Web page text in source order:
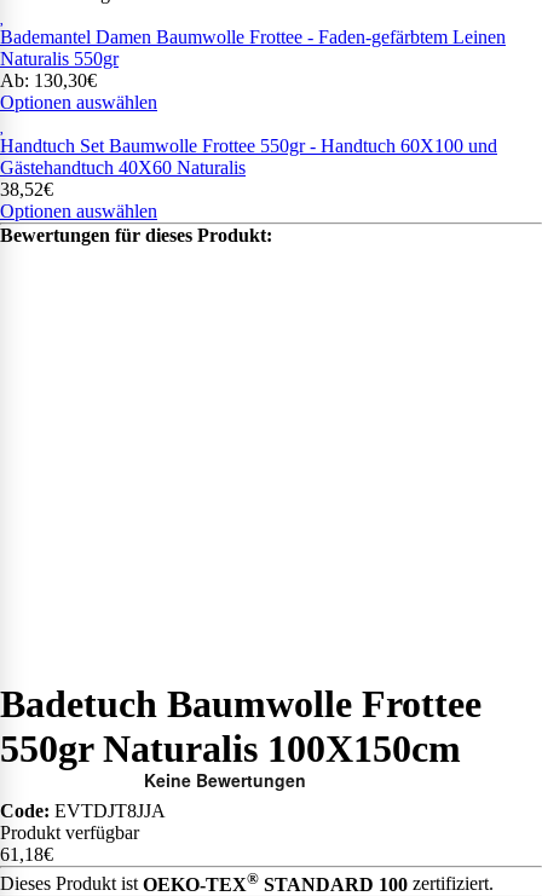
Bademantel Damen Baumwolle Frottee - Faden-gefärbtem Leinen
Naturalis 550gr
Ab: 130,30€
Optionen auswählen
Handtuch Set Baumwolle Frottee 550gr - Handtuch 60X100 und
Gästehandtuch 40X60 Naturalis
38,52€
Optionen auswählen
Bewertungen für dieses Produkt:
Badetuch Baumwolle Frottee
550gr Naturalis 100X150cm
Code: EVTDJT8JJA
Produkt verfügbar
61,18€
Dieses Produkt istOEKO-TEX® STANDARD 100 zertifiziert.